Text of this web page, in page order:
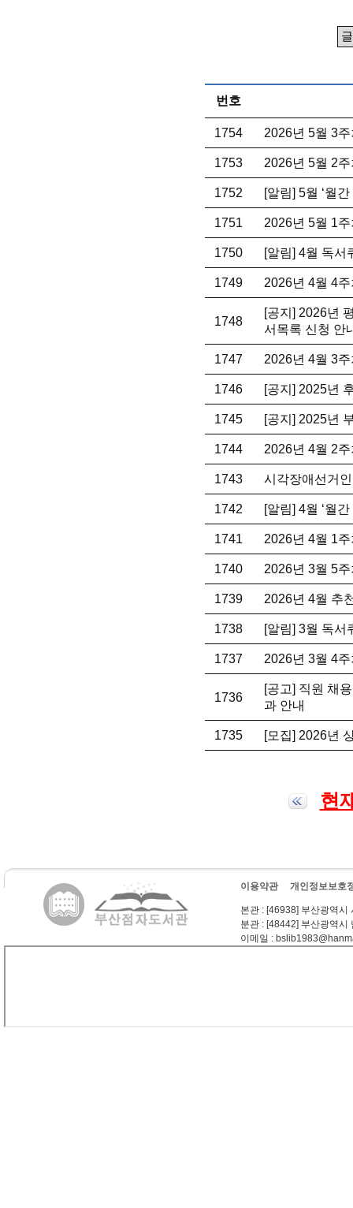
번호
1754 2026년 5월 3
1753 2026년 5월 2
1752 [알림] 5월 ‘월
1751 2026년 5월 1
1750 [알림] 4월 독서
1749 2026년 4월 4
1748
[공지] 2026년
서목록 신청 안
1747 2026년 4월 3
1746 [공지] 2025년
1745 [공지] 2025년
1744 2026년 4월 2
1743 시각장애선거
1742 [알림] 4월 ‘월
1741 2026년 4월 1
1740 2026년 3월 5
1739 2026년 4월 추
1738 [알림] 3월 독서
1737 2026년 3월 4
1736
[공고] 직원 채
과 안내
1735 [모집] 2026년
현
이용약관 개인정보보호
본관 : [46938] 부산광역시
분관 : [48442] 부산광역시
이메일 :